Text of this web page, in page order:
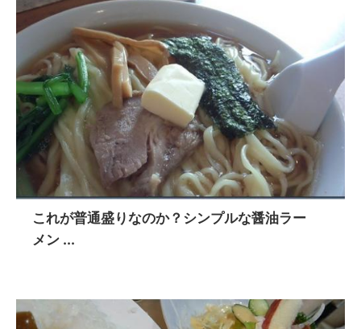
これが普通盛りなのか？シンプルな醤油ラー
メン ...